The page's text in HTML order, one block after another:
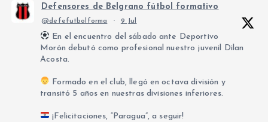
Defensores de Belgrano fútbol formativo
@defefutbolforma · 9 Jul
En el encuentro del sábado ante Deportivo
Morón debutó como profesional nuestro juvenil Dilan
Acosta.
Formado en el club, llegó en octava división y
transitó 5 años en nuestras divisiones inferiores.
¡Felicitaciones, “Paragua”, a seguir!